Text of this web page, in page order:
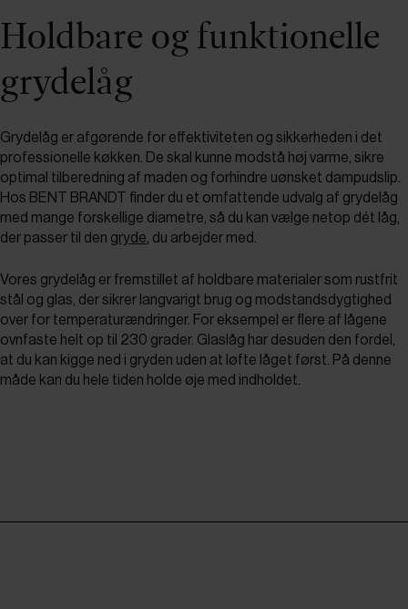
Holdbare og funktionelle
grydelåg
Grydelåg er afgørende for effektiviteten og sikkerheden i det
professionelle køkken. De skal kunne modstå høj varme, sikre
optimal tilberedning af maden og forhindre uønsket dampudslip.
Hos BENT BRANDT finder du et omfattende udvalg af grydelåg
med mange forskellige diametre, så du kan vælge netop dét låg,
der passer til den gryde, du arbejder med.
Vores grydelåg er fremstillet af holdbare materialer som rustfrit
stål og glas, der sikrer langvarigt brug og modstandsdygtighed
over for temperaturændringer. For eksempel er flere af lågene
ovnfaste helt op til 230 grader. Glaslåg har desuden den fordel,
at du kan kigge ned i gryden uden at løfte låget først. På denne
måde kan du hele tiden holde øje med indholdet.